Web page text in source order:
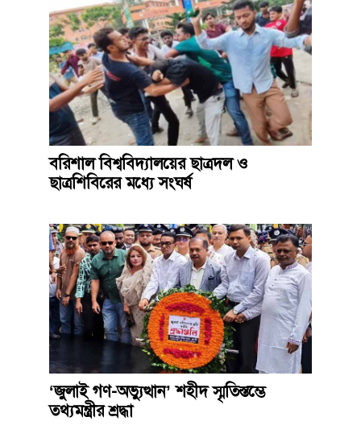
বরিশাল বিশ্ববিদ্যালয়ের ছাত্রদল ও
ছাত্রশিবিরের মধ্যে সংঘর্ষ
‘জুলাই গণ-অভ্যুত্থান’ শহীদ স্মৃতিস্তম্ভে
তথ্যমন্ত্রীর শ্রদ্ধা